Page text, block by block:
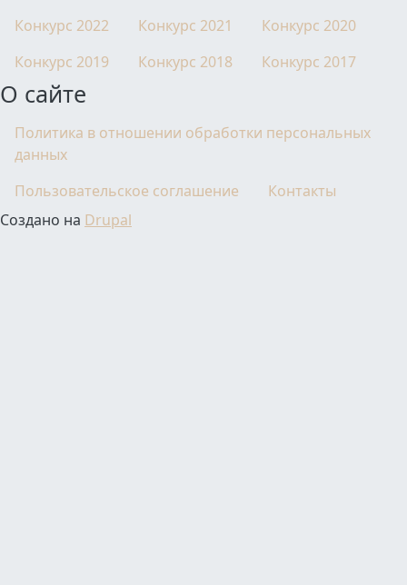
Конкурс 2022
Конкурс 2021
Конкурс 2020
Конкурс 2019
Конкурс 2018 Конкурс 2017
О сайте
Политика в отношении обработки персональных
данных
Пользовательское соглашение
Контакты
Создано на Drupal